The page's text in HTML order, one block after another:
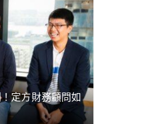
定方財務顧問如